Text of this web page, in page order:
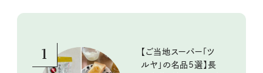
1
【ご当地スーパー「ツ
ルヤ」の名品5選】長